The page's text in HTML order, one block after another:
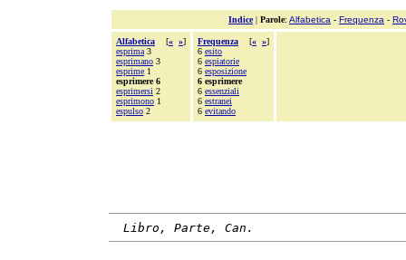
Indice| Parole: Alfabetica - Frequenza -
Alfabetica [« »]
esprima 3
esprimano 3
esprime 1
esprimere 6
esprimersi 2
esprimono 1
espulso 2
Frequenza [« »]
6 esito
6 espiatorie
6 esposizione
6 esprimere
6 essenziali
6 estranei
6 evitando
Libro, Parte, Can.